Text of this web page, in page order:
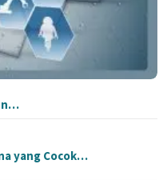
yang Cocok…